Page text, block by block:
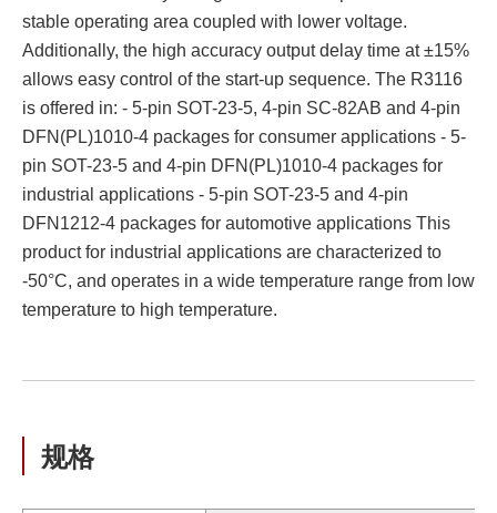
stable operating area coupled with lower voltage.
Additionally, the high accuracy output delay time at ±15%
allows easy control of the start-up sequence. The R3116
is offered in: - 5-pin SOT-23-5, 4-pin SC-82AB and 4-pin
DFN(PL)1010-4 packages for consumer applications - 5-
pin SOT-23-5 and 4-pin DFN(PL)1010-4 packages for
industrial applications - 5-pin SOT-23-5 and 4-pin
DFN1212-4 packages for automotive applications This
product for industrial applications are characterized to
-50°C, and operates in a wide temperature range from low
temperature to high temperature.
规格